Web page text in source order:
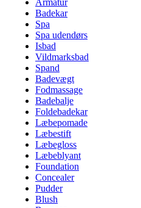
Armatur
Badekar
Spa
Spa udendørs
Isbad
Vildmarksbad
Spand
Badevægt
Fodmassage
Badebalje
Foldebadekar
Læbepomade
Læbestift
Læbegloss
Læbeblyant
Foundation
Concealer
Pudder
Blush